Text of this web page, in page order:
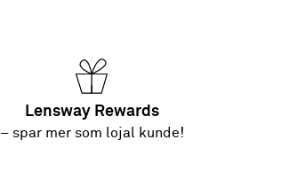
Lensway Rewards
– spar mer som lojal kunde!